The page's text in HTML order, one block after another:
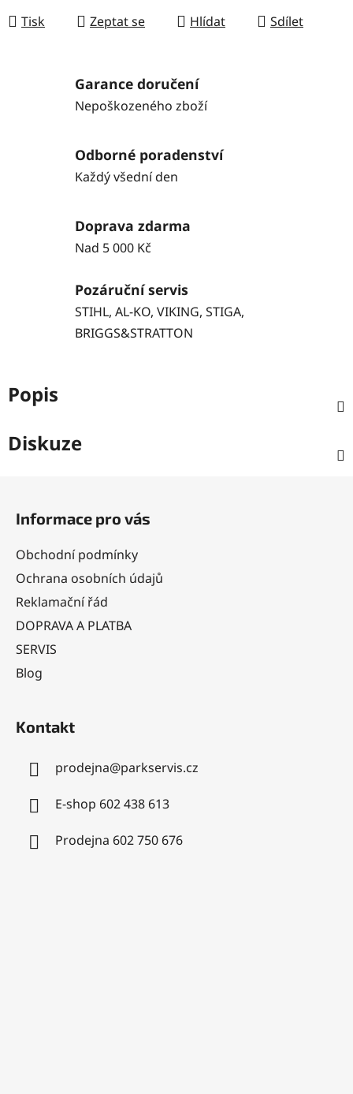
Tisk Zeptat se Hlídat Sdílet
Garance doručení
Nepoškozeného zboží
Odborné poradenství
Každý všední den
Doprava zdarma
Nad 5 000 Kč
Pozáruční servis
STIHL, AL-KO, VIKING, STIGA,
BRIGGS&STRATTON
Popis
Diskuze
Informace pro vás
Obchodní podmínky
Ochrana osobních údajů
Reklamační řád
DOPRAVA A PLATBA
SERVIS
Blog
Kontakt
prodejna@parkservis.cz
E-shop 602 438 613
Prodejna 602 750 676